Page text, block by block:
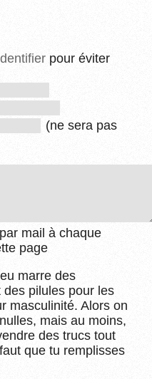
pour éviter
(ne sera pas
mail à chaque
page
marre des
pilules pour les
masculinité. Alors on
mais au moins,
des trucs tout
que tu remplisses